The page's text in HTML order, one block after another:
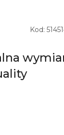
Kod: